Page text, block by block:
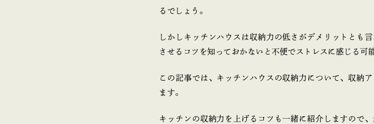
るでしょう。
しかしキッチンハウスは収納力の低さがデメリットとも
させるコツを知っておかないと不便でストレスに感じる可
この記事では、キッチンハウスの収納力について、収納
ます。
キッチンの収納力を上げるコツも一緒に紹介しますので